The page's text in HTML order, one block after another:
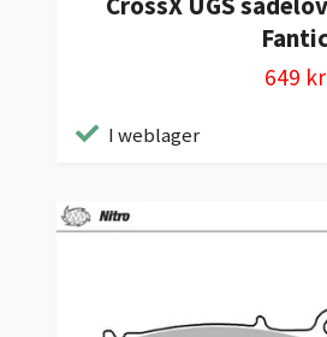
649 kr
I weblager